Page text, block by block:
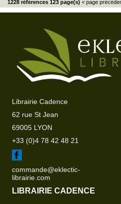
1228 références 123 page(s) < page
Librairie Cadence
62 rue St Jean
69005 LYON
+33 (0)4 78 42 48 21
commande@eklectic-
librairie.com
LIBRAIRIE CADENCE